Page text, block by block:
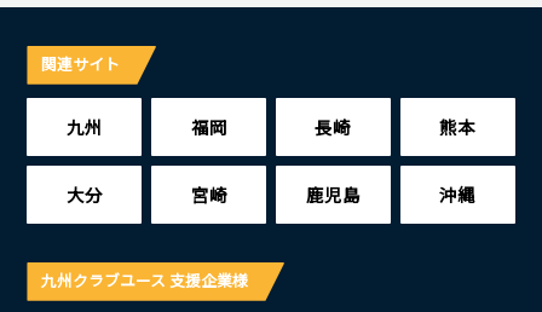
関連サイト
九州 福岡 長崎 熊本
大分 宮崎 鹿児島 沖縄
九州クラブユース 支援企業様